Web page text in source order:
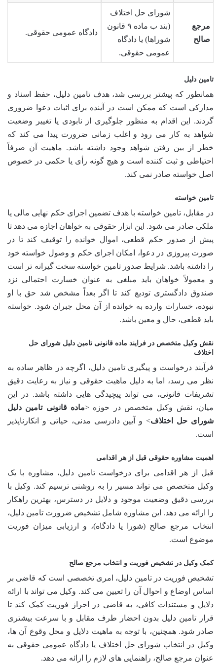
مرجع
صالح
شورای حل اختلاف
(بند ب ماده ۹ قانون
شوراها) یا دادگاه
عمومی حقوقی.
دادگاه عمومی حقوقی.
تامین دلیل
همانطور که پیشتر بررسی شد، هدف تامین دلیل، حفظ اسناد و
مدارکی است که ممکن است در آینده برای اثبات دعوا ضروری
گردند. این اقدام به منظور جلوگیری از نابودی یا تغییر وضعیت
شواهد به کار می رود و اغلب زمانی ضرورت پیدا می کند که
خطر از بین رفتن شواهد وجود داشته باشد. ماهیت آن صرفاً
احتیاطی و ثبت کننده است و هیچ گونه رأی یا حکمی در خصوص
اصل خواسته صادر نمی کند.
تامین خواسته
در مقابل، تامین خواسته با هدف تضمین اجرای حکم نهایی مالی یا
ملکی صادر می شود. این ابزار حقوقی به خواهان اجازه می دهد تا
پیش از صدور حکم قطعی، اموال خوانده را توقیف کند تا در
صورت پیروزی در دعوا، امکان اجرای حکم و وصول خواسته خود
را داشته باشد. شرایط صدور تامین خواسته سخت گیرانه تر است
و معمولاً خواهان باید مبلغی به عنوان خسارت احتمالی نزد
صندوق دادگستری تودیع کند تا اگر بعداً مشخص شد حق با او
نبوده، خسارات وارده به خوانده از آن محل جبران شود. خواسته
باید قطعی، حال و معین باشد.
نقش وکیل متخصص در فرایند ماده قانونی تامین دلیل شورای حل
اختلاف
فرآیند درخواست و پیگیری تامین دلیل، اگرچه در ظاهر ساده به
نظر می رسد، اما به دلیل ماهیت حقوقی و نیاز به رعایت دقیق
تشریفات قانونی، می تواند پیچیدگی هایی داشته باشد. در این
میان، نقش وکیل متخصص در حوزه <ماده قانونی تامین دلیل
شورای حل اختلاف> و آیین دادرسی مدنی، حیاتی و انکارناپذیر
است.
اهمیت مشاوره حقوقی قبل از هر اقدامی
قبل از هر اقدامی برای درخواست تامین دلیل، مشاوره با یک
وکیل متخصص می تواند مسیر را به روشنی ترسیم کند. وکیل با
بررسی دقیق وضعیت موجود و دلایل در دسترس، بهترین راهکار
را ارائه می دهد. این مشاوره شامل تشخیص ضرورت تامین دلیل،
انتخاب مرجع صالح (شورا یا دادگاه)، و ارزیابی میزان فوریت
موضوع است.
کمک وکیل در تشخیص فوریت و انتخاب مرجع صالح
تشخیص فوریت در تامین دلیل، امری تخصصی است که قاضی بر
اساس اوضاع و احوال آن را تعیین می کند. وکیل می تواند با ارائه
دلایل و مستندات کافی، به قاضی در احراز فوریت کمک کند تا
قرار تامین دلیل بدون احضار طرف مقابل و با سرعت بیشتری
صادر شود. همچنین، با توجه به ماهیت دلایل و محل وقوع آن ها،
وکیل در انتخاب شورای حل اختلاف یا دادگاه عمومی حقوقی به
عنوان مرجع صالح، راهنمایی های لازم را ارائه می دهد.